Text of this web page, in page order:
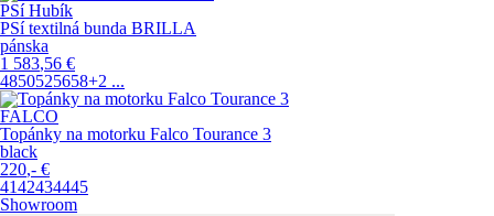
PSí Hubík
PSí textilná bunda BRILLA
pánska
1 583,56 €
4850525658+2 ...
FALCO
Topánky na motorku Falco Tourance 3
black
220,- €
4142434445
Showroom